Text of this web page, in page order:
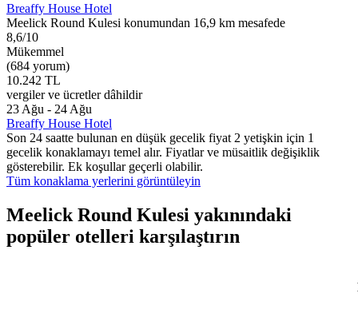
Breaffy House Hotel
Meelick Round Kulesi konumundan 16,9 km mesafede
8,6/10
Mükemmel
(684 yorum)
10.242 TL
vergiler ve ücretler dâhildir
23 Ağu - 24 Ağu
Breaffy House Hotel
Son 24 saatte bulunan en düşük gecelik fiyat 2 yetişkin için 1
gecelik konaklamayı temel alır. Fiyatlar ve müsaitlik değişiklik
gösterebilir. Ek koşullar geçerli olabilir.
Tüm konaklama yerlerini görüntüleyin
Meelick Round Kulesi yakınındaki
popüler otelleri karşılaştırın